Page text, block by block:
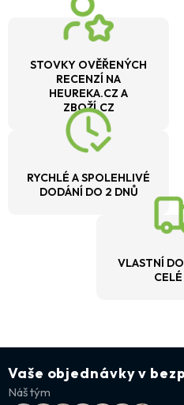
STOVKY OVĚŘENÝCH
RECENZÍ NA
HEUREKA.CZ A
ZBOŽÍ.CZ
RYCHLÉ A SPOLEHLIVÉ
DODÁNÍ DO 2 DNŮ
VLASTNÍ
CELÉ
Vaše objednávky v
Náš tým